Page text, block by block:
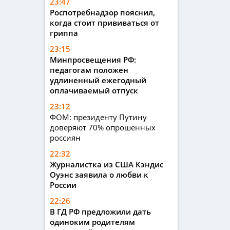
Роспотребнадзор пояснил,
когда стоит прививаться от
гриппа
23:15
Минпросвещения РФ:
педагогам положен
удлиненный ежегодный
оплачиваемый отпуск
23:12
ФОМ: президенту Путину
доверяют 70% опрошенных
россиян
22:32
Журналистка из США Кэндис
Оуэнс заявила о любви к
России
22:26
В ГД РФ предложили дать
одиноким родителям